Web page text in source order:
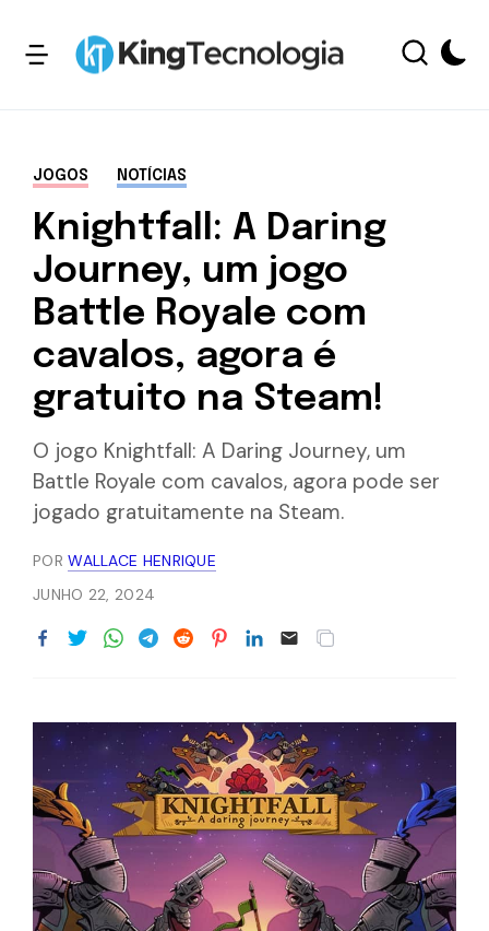
JOGOS NOTÍCIAS
Knightfall: A Daring
Journey, um jogo
Battle Royale com
cavalos, agora é
gratuito na Steam!
O jogo Knightfall: A Daring Journey, um
Battle Royale com cavalos, agora pode ser
jogado gratuitamente na Steam.
PORWALLACE HENRIQUE
JUNHO 22, 2024